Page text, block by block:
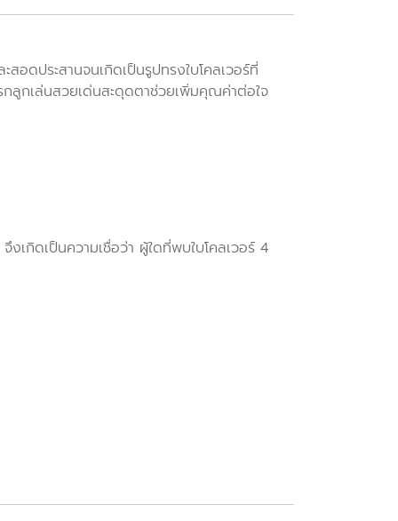
ดประสานจนเกิดเป็นรูปทรงใบโคลเวอร์ที่
ลูกเล่นสวยเด่นสะดุดตาช่วยเพิ่มคุณค่าต่อใจ
เกิดเป็นความเชื่อว่า ผู้ใดที่พบใบโคลเวอร์ 4